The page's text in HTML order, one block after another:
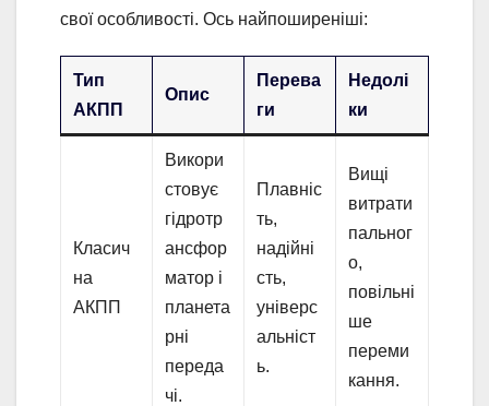
свої особливості. Ось найпоширеніші:
Тип
АКПП
Опис
Перева
ги
Недолі
ки
Класич
на
АКПП
Викори
стовує
гідротр
ансфор
матор і
планета
рні
переда
чі.
Плавніс
ть,
надійні
сть,
універс
альніст
ь.
Вищі
витрати
пальног
о,
повільні
ше
переми
кання.